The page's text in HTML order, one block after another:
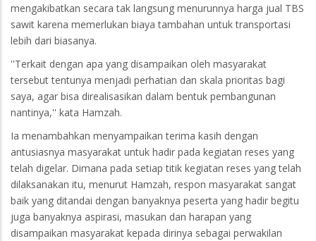
mengakibatkan secara tak langsung menurunnya harga jual TBS
sawit karena memerlukan biaya tambahan untuk transportasi
lebih dari biasanya.
''Terkait dengan apa yang disampaikan oleh masyarakat
tersebut tentunya menjadi perhatian dan skala prioritas bagi
saya, agar bisa direalisasikan dalam bentuk pembangunan
nantinya,'' kata Hamzah.
Ia menambahkan menyampaikan terima kasih dengan
antusiasnya masyarakat untuk hadir pada kegiatan reses yang
telah digelar. Dimana pada setiap titik kegiatan reses yang telah
dilaksanakan itu, menurut Hamzah, respon masyarakat sangat
baik yang ditandai dengan banyaknya peserta yang hadir begitu
juga banyaknya aspirasi, masukan dan harapan yang
disampaikan masyarakat kepada dirinya sebagai perwakilan